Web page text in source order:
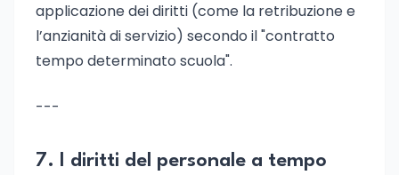
applicazione dei diritti (come la retribuzione e
l’anzianità di servizio) secondo il "contratto
tempo determinato scuola".
---
7. I diritti del personale a tempo